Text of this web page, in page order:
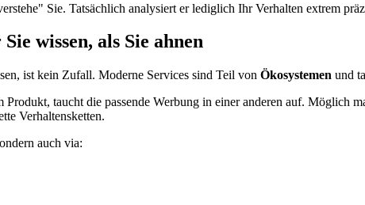
Sie. Tatsächlich analysiert er lediglich Ihr Verhalten extrem
wissen, als Sie ahnen
ist kein Zufall. Moderne Services sind Teil von Ökosystemen und
Produkt, taucht die passende Werbung in einer anderen auf. Möglich
Verhaltensketten.
auch via: